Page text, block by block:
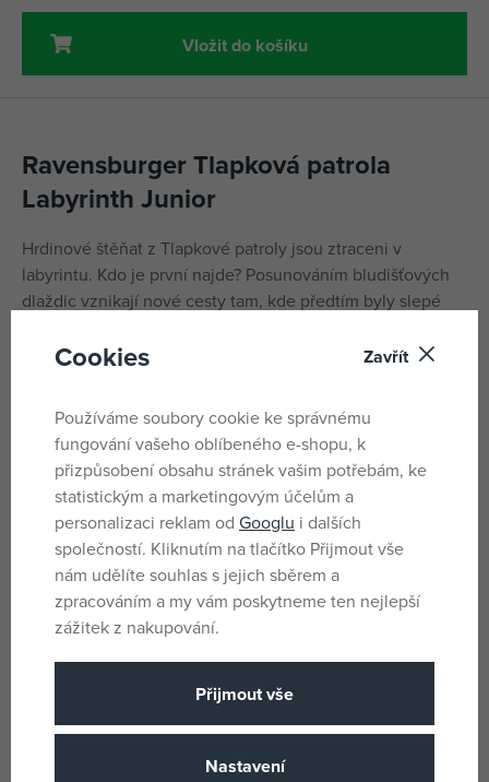
Vložit do košíku
Ravensburger Tlapková patrola
Labyrinth Junior
Hrdinové štěňat z Tlapkové patroly jsou ztraceni v
labyrintu. Kdo je první najde? Posunováním bludišťových
dlaždic vznikají nové cesty tam, kde předtím byly slepé
uprostřed bludiště se dostanete po cestě ke svým
dobrodružství a hravé přemýšlení v jednom. Snadné, a
přesto vzrušující.
Parametry
Pohlaví Pro holky i kluky
Baterie Ne
Materiál Plast
Cookies Zavřít
Používáme soubory cookie ke správnému
fungování vašeho oblíbeného e-shopu, k
přizpůsobení obsahu stránek vašim potřebám, ke
statistickým a marketingovým účelům a
personalizaci reklam od Googlu i dalších
společností. Kliknutím na tlačítko Přijmout vše
nám udělíte souhlas s jejich sběrem a
zpracováním a my vám poskytneme ten nejlepší
zážitek z nakupování.
Přijmout vše
Nastavení